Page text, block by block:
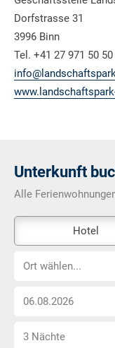
Dorfstrasse 31
3996 Binn
Tel. +41 27 971 50 50
Unterkunft
Alle
Externe-
Buchungstool
nicht
Hotel
OrtOrt wählen...
Anreise
wählen
Anzahl
3 Nächte